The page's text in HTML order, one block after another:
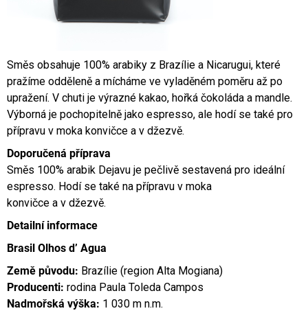
Směs obsahuje 100% arabiky z Brazílie a Nicarugui, které
pražíme odděleně a mícháme ve vyladěném poměru až po
upražení. V chuti je výrazné kakao, hořká čokoláda a mandle.
Výborná je pochopitelně jako espresso, ale hodí se také pro
přípravu v moka konvičce a v džezvě.
Doporučená příprava
Směs 100% arabik Dejavu je pečlivě sestavená pro ideální
espresso. Hodí se také na přípravu v moka
konvičce a v džezvě.
Detailní informace
Brasil Olhos d’ Agua
Země původu: Brazílie (region Alta Mogiana)
Producenti: rodina Paula Toleda Campos
Nadmořská výška: 1 030 m n.m.